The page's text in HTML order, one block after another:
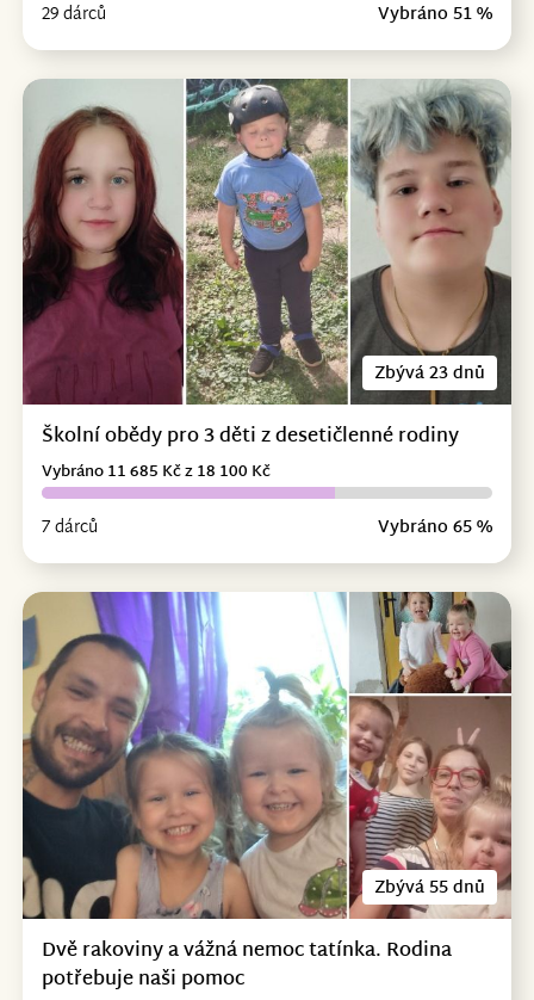
29 dárců Vybráno 51 %
Zbývá 23 dnů
Školní obědy pro 3 děti z desetičlenné rodiny
7 dárců Vybráno 65 %
Vybráno 11 685 Kč z 18 100 Kč
Zbývá 55 dnů
Dvě rakoviny a vážná nemoc tatínka. Rodina
potřebuje naši pomoc